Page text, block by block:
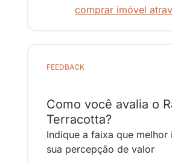
comprar imóvel
FEEDBACK
Como você avalia o
Terracotta?
Indique a faixa que melhor
sua percepção de valor